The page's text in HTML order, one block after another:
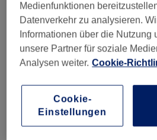
Das Sonnenstudio - Place
Kosmetikinstitut
Medienfunktionen
Datenverkehr zu analysieren.
Informationen über die Nutzung
unsere Partner für soziale
Analysen weiter. Cookie-
Cookie-
Einstellungen